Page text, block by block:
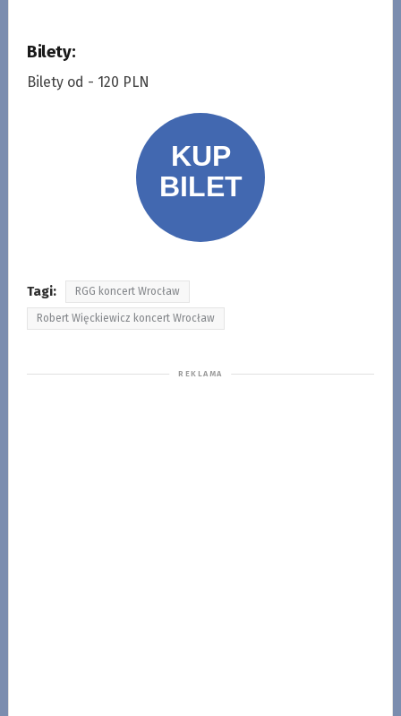
Bilety:
Bilety od - 120 PLN
Tagi: RGG koncert Wrocław
Robert Więckiewicz koncert Wrocław